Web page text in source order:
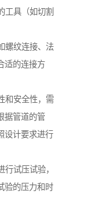
工具（如切割
螺纹连接、法
适的连接方
和安全性，需
据管道的管
设计要求进行
试压试验，
验的压力和时